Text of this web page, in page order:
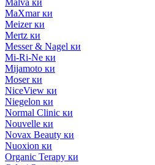
Malva ки
MaXmar ки
Meizer ки
Mertz ки
Messer & Nagel ки
Mi-Ri-Ne ки
Mijamoto ки
Moser ки
NiceView ки
Niegelon ки
Normal Clinic ки
Nouvelle ки
Novax Beauty ки
Nuoxion ки
Organic Terapy ки